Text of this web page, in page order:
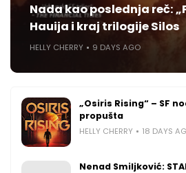
Nada kao poslednja reč:
Hauija i kraj trilogije Silos
HELLY CHERRY 9 DAYS AGO
„Osiris Rising“ – SF
propušta
HELLY CHERRY 18 DAYS
Nenad Smiljković: